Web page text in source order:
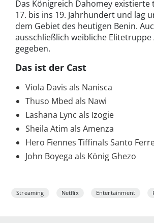
Das Königreich Dahomey existierte
17. bis ins 19. Jahrhundert und lag
dem Gebiet des heutigen Benin.
ausschließlich weibliche Elitetruppe
gegeben.
Das ist der Cast
Viola Davis als Nanisca
Thuso Mbed als Nawi
Lashana Lync als Izogie
Sheila Atim als Amenza
Hero Fiennes Tiffinals Santo
John Boyega als König Ghezo
Streaming Netflix Entertainment